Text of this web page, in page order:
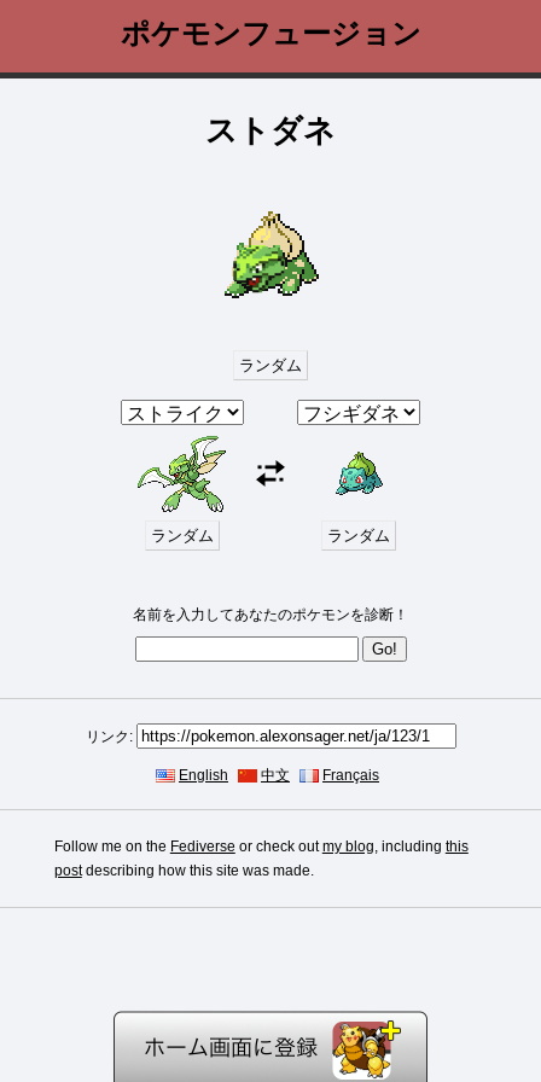
ポケモンフュージョン
ストダネ
ランダム
ランダム ランダム
名前を入力してあなたのポケモンを診断！
リンク:
English 中文 Français
Follow me on the Fediverse or check outmy blog, including this
postdescribing how this site was made.